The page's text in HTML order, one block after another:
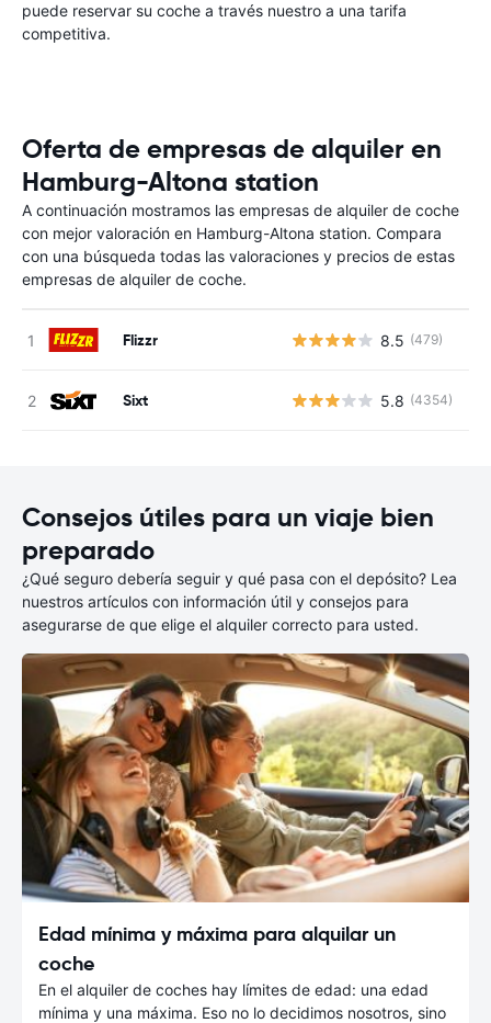
puede reservar su coche a través nuestro a una tarifa
competitiva.
Oferta de empresas de alquiler en
Hamburg-Altona station
A continuación mostramos las empresas de alquiler de coche
con mejor valoración en Hamburg-Altona station. Compara
con una búsqueda todas las valoraciones y precios de estas
empresas de alquiler de coche.
Flizzr 8.5 (479)
Sixt 5.8 (4354)
Consejos útiles para un viaje bien
preparado
¿Qué seguro debería seguir y qué pasa con el depósito? Lea
nuestros artículos con información útil y consejos para
asegurarse de que elige el alquiler correcto para usted.
Edad mínima y máxima para alquilar un
coche
En el alquiler de coches hay límites de edad: una edad
mínima y una máxima. Eso no lo decidimos nosotros, sino